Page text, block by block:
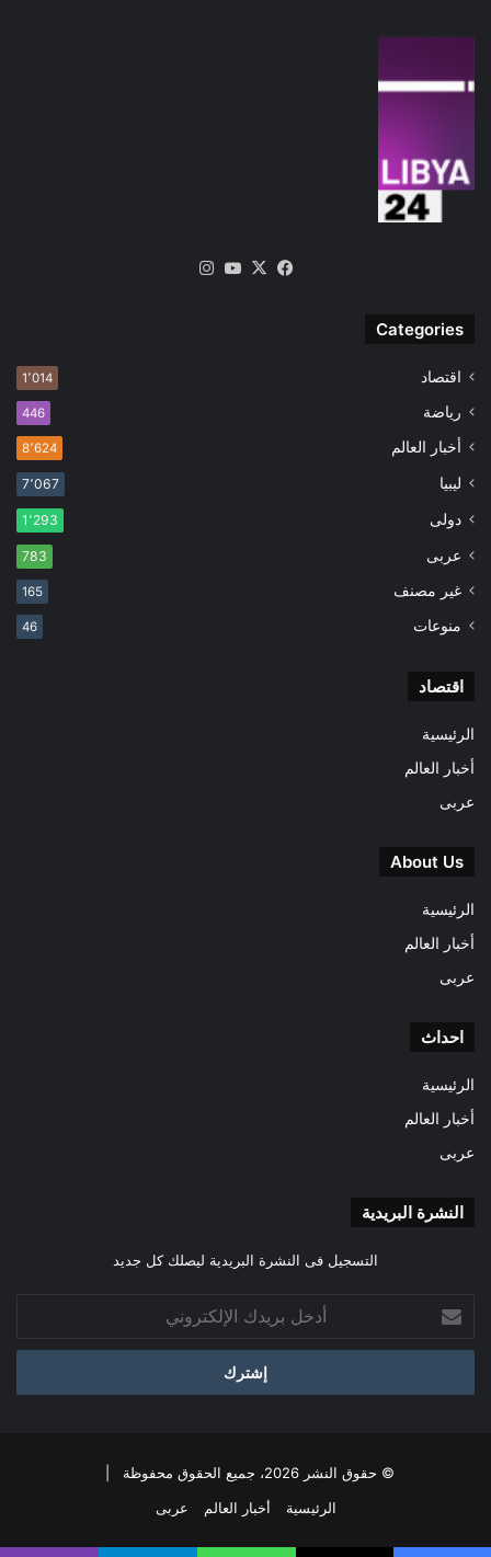
فيسبوك
‫X
‫YouTube
Categories
اقتصاد 1٬014
رياضة 446
أخبار العالم 8٬624
ليبيا 7٬067
دولى 1٬293
عربى 783
غير مصنف 165
منوعات 46
اقتصاد
الرئيسية
أخبار العالم
عربى
About Us
الرئيسية
أخبار العالم
عربى
احداث
الرئيسية
أخبار العالم
عربى
النشرة البريدية
التسجيل فى النشرة البريدية ليصلك كل جديد
بريدك
الإلكتروني
© حقوق النشر 2026، جميع الحقوق محفوظة |
الرئيسية
أخبار العالم عربى